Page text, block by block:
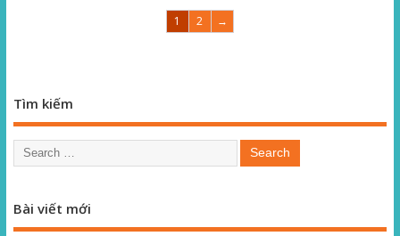
1 2 →
Tìm kiếm
Bài viết mới